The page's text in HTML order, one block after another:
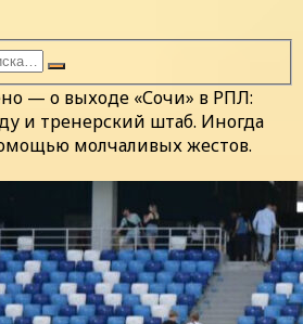
— о выходе «Сочи» в РПЛ:
и тренерский штаб. Иногда
молчаливых жестов.